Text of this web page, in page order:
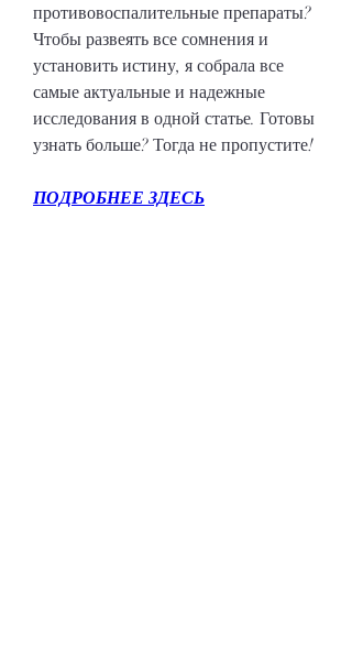
противовоспалительные препараты?
Чтобы развеять все сомнения и
установить истину, я собрала все
самые актуальные и надежные
исследования в одной статье. Готовы
узнать больше? Тогда не пропустите!
ПОДРОБНЕЕ ЗДЕСЬ